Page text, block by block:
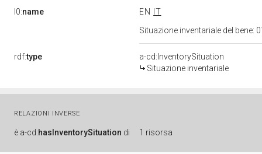
l0:name EN
IT
Situazione inventariale del bene:
rdf:type
a-cd:InventorySituation
Situazione inventariale
RELAZIONI INVERSE
è a-cd:hasInventorySituation di 1 risorsa